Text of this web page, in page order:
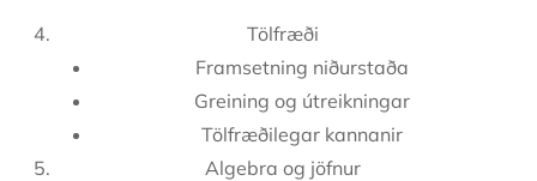
Tölfræði
Framsetning niðurstaða
Greining og útreikningar
Tölfræðilegar kannanir
Algebra og jöfnur